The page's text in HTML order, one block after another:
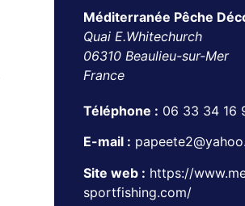
Méditerranée Pêche
Quai E.Whitechurch
06310 Beaulieu-sur-Mer
France
Téléphone : 06 33 34 16
E-mail :
Site web : https://
sportfishing.com/